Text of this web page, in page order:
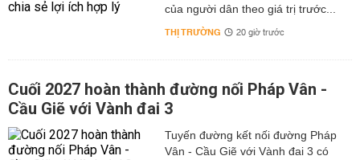
của người dân theo giá trị trước...
THỊ TRƯỜNG 20 giờ trước
Cuối 2027 hoàn thành đường nối Pháp Vân -
Cầu Giẽ với Vành đai 3
Tuyến đường kết nối đường Pháp
Vân - Cầu Giẽ với Vành đai 3 có